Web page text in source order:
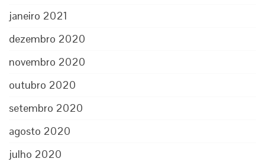
janeiro 2021
dezembro 2020
novembro 2020
outubro 2020
setembro 2020
agosto 2020
julho 2020